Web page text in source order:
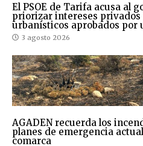
El PSOE de Tarifa acusa al
priorizar intereses privados
urbanísticos aprobados por
3 agosto 2026
AGADEN recuerda los
planes de emergencia
comarca